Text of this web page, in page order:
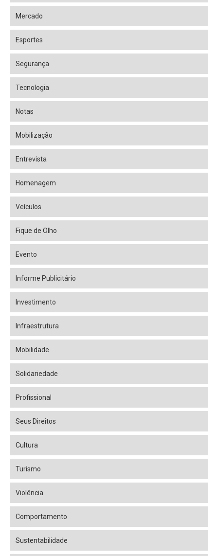
Mercado
Esportes
Segurança
Tecnologia
Notas
Mobilização
Entrevista
Homenagem
Veículos
Fique de Olho
Evento
Informe Publicitário
Investimento
Infraestrutura
Mobilidade
Solidariedade
Profissional
Seus Direitos
Cultura
Turismo
Violência
Comportamento
Sustentabilidade